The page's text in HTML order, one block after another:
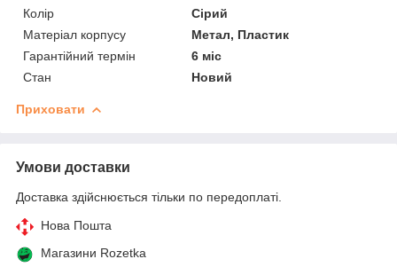
Колір
Сірий
Матеріал корпусу
Метал, Пластик
Гарантійний термін
6 міс
Стан
Новий
Приховати
Умови доставки
Доставка здійснюється тільки по передоплаті.
Нова Пошта
Магазини Rozetka